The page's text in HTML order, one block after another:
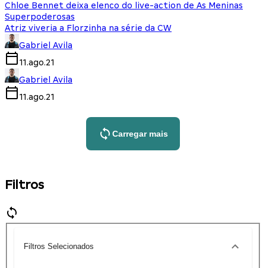
Chloe Bennet deixa elenco do live-action de As Meninas
Superpoderosas
Atriz viveria a Florzinha na série da CW
Gabriel Avila
11.ago.21
Gabriel Avila
11.ago.21
Carregar mais
Filtros
Filtros Selecionados